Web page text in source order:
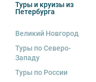
Туры и круизы из
Петербурга
Великий Новгород
Туры по Северо-
Западу
Туры по России